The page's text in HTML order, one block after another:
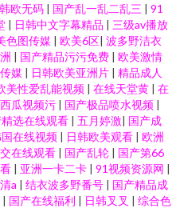
欧无码 | 国产乱一乱二乱三 | 91
| 日韩中文字幕精品 | 三级av播放
色图传媒 | 欧美6区| 波多野洁衣
| 国产精品污污免费 | 欧美激情
媒 | 日韩欧美亚洲片 | 精品成人
美性爱乱能视频 | 在线天堂黄 | 在
西瓜视频污 | 国产极品喷水视频 |
选在线观看 | 五月婷激| 国产成
在线视频 | 日韩欧美观看 | 欧洲
在线观看 | 国产乱轮 | 国产第66
| 亚洲一卡二卡 | 91视频资源网 |
a | 结衣波多野番号 | 国产精品成
| 国产在线福利 | 日韩叉叉 | 综合色